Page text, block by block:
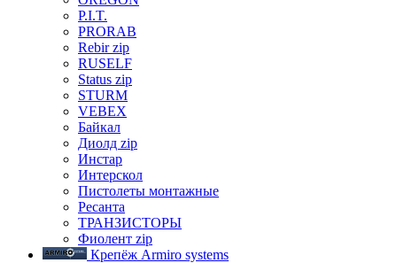
P.I.T.
PRORAB
Rebir zip
RUSELF
Status zip
STURM
VEBEX
Байкал
Диолд zip
Инстар
Интерскол
Пистолеты монтажные
Ресанта
ТРАНЗИСТОРЫ
Фиолент zip
Крепёж Armiro systems